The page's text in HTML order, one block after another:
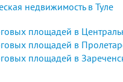
недвижимость в Туле
площадей в
площадей в
площадей в